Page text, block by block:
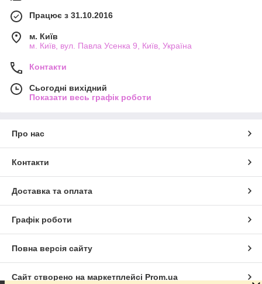
Працює з 31.10.2016
м. Київ
м. Київ, вул. Павла Усенка 9, Київ, Україна
Контакти
Сьогодні вихідний
Показати весь графік роботи
Про нас
Контакти
Доставка та оплата
Графік роботи
Повна версія сайту
Сайт створено на маркетплейсі Prom.ua